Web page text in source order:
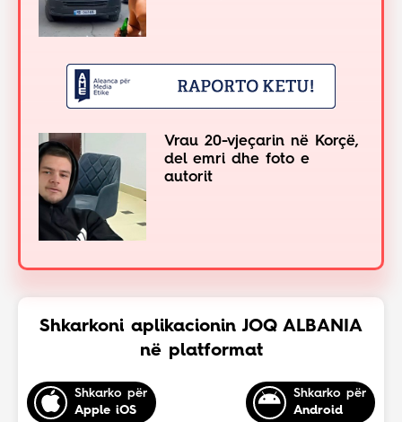
Vrau 20-vjeçarin në Korçë,
del emri dhe foto e
autorit
Shkarkoni aplikacionin JOQ ALBANIA
në platformat
Shkarko për
Apple iOS
Shkarko për
Android